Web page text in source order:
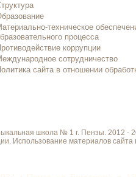
техническое
процесса
коррупции
сотрудничество
сайта в отношении
школа № 1 г. Пензы. 2012 -
Использование материалов